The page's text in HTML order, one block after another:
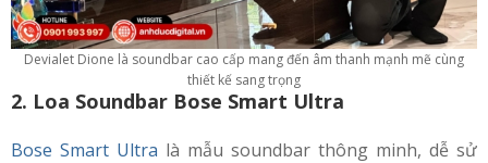
Devialet Dione là soundbar cao cấp mang đến âm thanh mạnh mẽ cùng
thiết kế sang trọng
2. Loa Soundbar Bose Smart Ultra
Bose Smart Ultra là mẫu soundbar thông minh, dễ sử